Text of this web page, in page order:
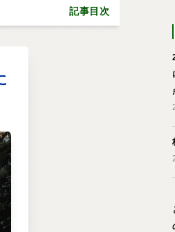
記事目次